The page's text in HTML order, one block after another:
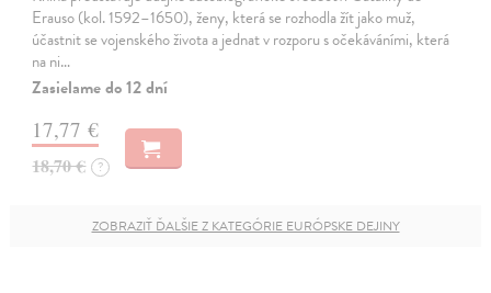
Erauso (kol. 1592–1650), ženy, která se rozhodla žít jako muž,
účastnit se vojenského života a jednat v rozporu s očekáváními, která
na ni…
Zasielame do 12 dní
17,77 €
18,70 € ?
ZOBRAZIŤ ĎALŠIE Z KATEGÓRIE EURÓPSKE DEJINY